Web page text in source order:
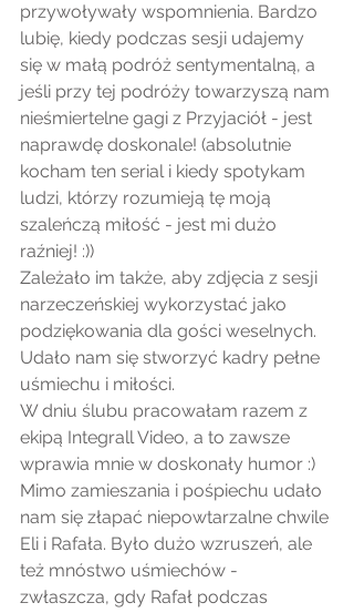
przywoływały wspomnienia. Bardzo
lubię, kiedy podczas sesji udajemy
się w małą podróż sentymentalną, a
jeśli przy tej podróży towarzyszą nam
nieśmiertelne gagi z Przyjaciół - jest
naprawdę doskonale! (absolutnie
kocham ten serial i kiedy spotykam
ludzi, którzy rozumieją tę moją
szaleńczą miłość - jest mi dużo
raźniej! :))
Zależało im także, aby zdjęcia z sesji
narzeczeńskiej wykorzystać jako
podziękowania dla gości weselnych.
Udało nam się stworzyć kadry pełne
uśmiechu i miłości.
W dniu ślubu pracowałam razem z
ekipą Integrall Video, a to zawsze
wprawia mnie w doskonały humor :)
Mimo zamieszania i pośpiechu udało
nam się złapać niepowtarzalne chwile
Eli i Rafała. Było dużo wzruszeń, ale
też mnóstwo uśmiechów -
zwłaszcza, gdy Rafał podczas